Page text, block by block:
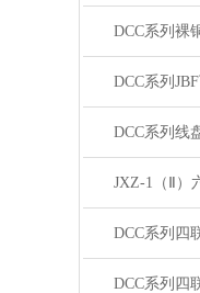
DCC系列裸
DCC系列
DCC系列线
JXZ-1（Ⅱ）
DCC系列四
DCC系列四